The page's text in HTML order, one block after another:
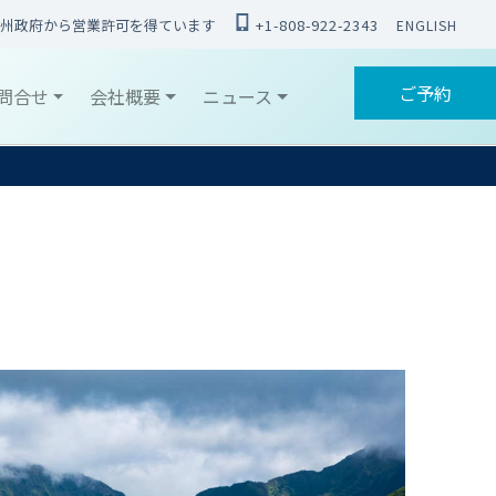
政府から営業許可を得ています +1-808-922-2343 ENGLISH
ご予約
合せ 会社概要 ニュース